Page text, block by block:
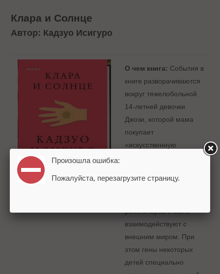
Клара и Солнце
Автор: Кадзуо Исигуро
О чем книга: События в
книге разворачиваются
вокруг тяжелобольной
14-летней девочки
Джози, которой мама
покупает
«искусственную
репетиторов и мало
взаимодействуют с
внешним миром. При
этом гены некоторых
детей специально
Произошла ошибка:
Пожалуйста, перезагрузите страницу.